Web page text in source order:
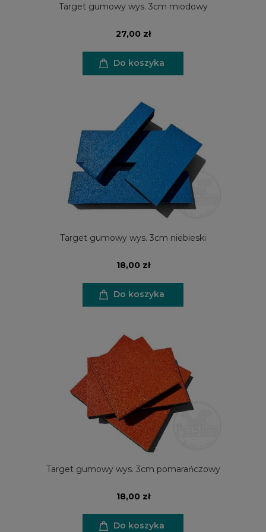
Target gumowy wys. 3cm miodowy
27,00 zł
Do koszyka
Target gumowy wys. 3cm niebieski
18,00 zł
Do koszyka
Target gumowy wys. 3cm pomarańczowy
18,00 zł
Do koszyka